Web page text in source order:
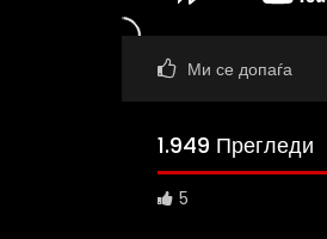
Ми се допаѓа
1.949 Прегледи
5